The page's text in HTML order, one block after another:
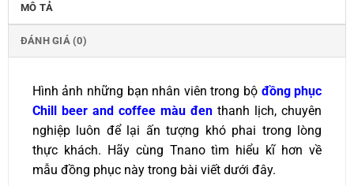
MÔ TẢ
ĐÁNH GIÁ (0)
Hình ảnh những bạn nhân viên trong bộ đồng phục
Chill beer and coffee màu đen thanh lịch, chuyên
nghiệp luôn để lại ấn tượng khó phai trong lòng
thực khách. Hãy cùng Tnano tìm hiểu kĩ hơn về
mẫu đồng phục này trong bài viết dưới đây.